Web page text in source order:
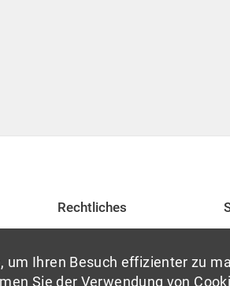
Rechtliches
Datenschutzerklärung
um Ihren Besuch effizienter zu
Sie der Verwendung von